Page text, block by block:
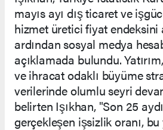
mayıs ayı dış ticaret ve
hizmet üretici fiyat endeksini
ardından sosyal medya
açıklamada bulundu.
ve ihracat odaklı büyüme
verilerinde olumlu seyri
belirten Işıkhan, "Son 25
gerçekleşen işsizlik oranı, bu